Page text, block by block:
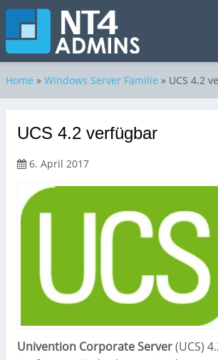
Home » Windows Server Familie » UCS 4.2
UCS 4.2 verfügbar
6. April 2017
Univention Corporate Server(UCS)